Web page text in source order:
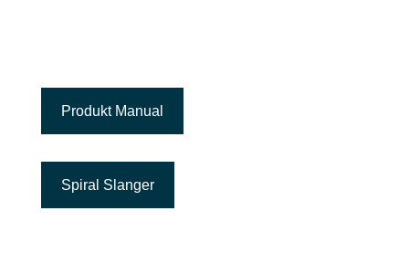
Produkt Manual
Spiral Slanger